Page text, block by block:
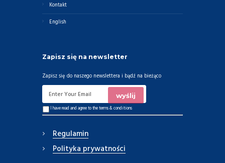
Kontakt
English
Zapisz się na newsletter
Zapisz się do naszego newslettera i bądź na bieżąco
I have read and agree to theterms & conditions
Regulamin
Polityka prywatności